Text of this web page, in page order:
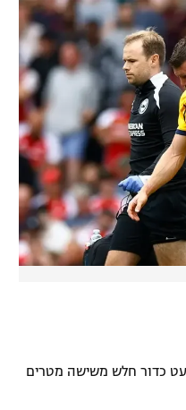
כדור חלש משישה מטרים